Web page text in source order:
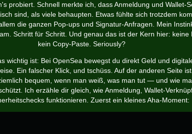
probiert. Schnell merkte ich, dass Anmeldung und Wallet-
sind, als viele behaupten. Etwas fühlte sich trotzdem
die ganzen Pop-ups und Signatur-Anfragen. Mein
Schritt für Schritt. Und genau das ist der Kern hier: keine
kein Copy-Paste. Seriously?
wichtig ist: Bei OpenSea bewegst du direkt Geld und
Ein falscher Klick, und tschüss. Auf der anderen Seite
bequem, wenn man weiß, was man tut — und wie
Ich erzähle dir gleich, wie Anmeldung, Wallet-
funktionieren. Zuerst ein kleines Aha-Moment: